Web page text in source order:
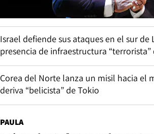
Israel defiende sus ataques en el sur de
presencia de infraestructura “terrorista”
Corea del Norte lanza un misil hacia el
deriva “belicista” de Tokio
PAULA